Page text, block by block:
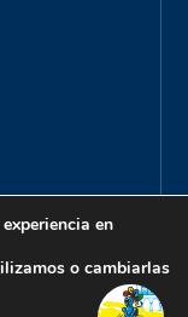
en
o cambiarlas